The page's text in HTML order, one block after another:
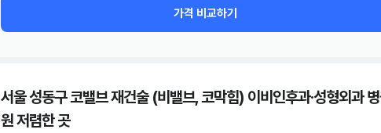
가격 비교하기
서울 성동구 코밸브 재건술 (비밸브, 코막힘) 이비인후과·성형외과 병
원저렴한 곳